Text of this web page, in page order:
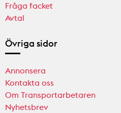
Fråga facket
Avtal
Övriga sidor
Annonsera
Kontakta oss
Om Transportarbetaren
Nyhetsbrev